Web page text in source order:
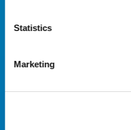
Statistics
Marketing
17 dagen